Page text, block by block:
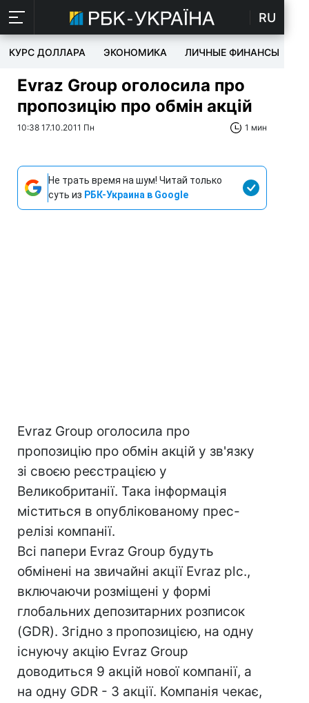
RU
КУРС ДОЛЛАРА ЭКОНОМИКА ЛИЧНЫЕ ФИНАНСЫ
Evraz Group оголосила про
пропозицію про обмін акцій
10:38 17.10.2011 Пн 1 мин
Не трать время на шум! Читай только
суть из РБК-Украина в Google
Evraz Group оголосила про
пропозицію про обмін акцій у зв'язку
зі своєю реєстрацією у
Великобританії. Така інформація
міститься в опублікованому прес-
релізі компанії.
Всі папери Evraz Group будуть
обмінені на звичайні акції Evraz plc.,
включаючи розміщені у формі
глобальних депозитарних розписок
(GDR). Згідно з пропозицією, на одну
існуючу акцію Evraz Group
доводиться 9 акцій нової компанії, а
на одну GDR - 3 акції. Компанія чекає,